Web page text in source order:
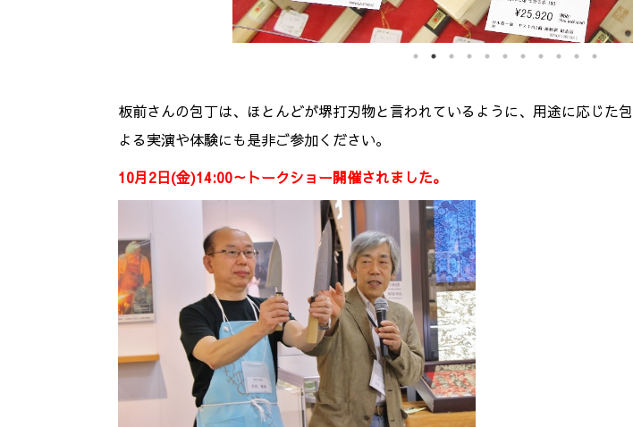
板前さんの包丁は、ほとんどが堺打刃物と言われているように、用途に応じた
よる実演や体験にも是非ご参加ください。
10月2日(金)14:00～トークショー開催されました。